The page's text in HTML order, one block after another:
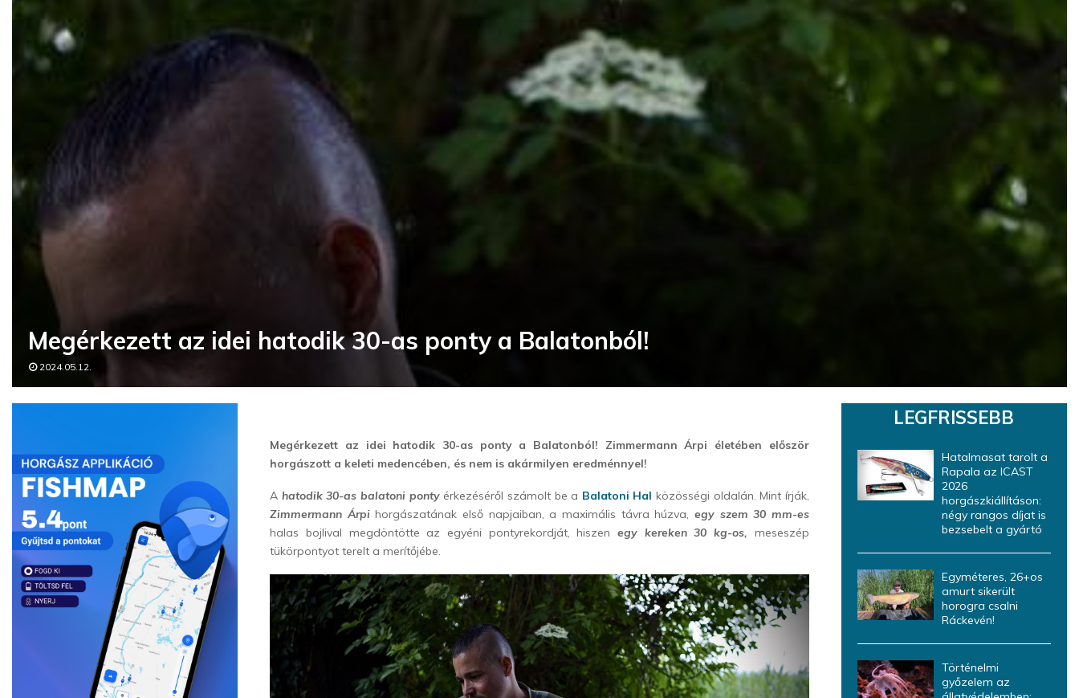
Megérkezett az idei hatodik 30-as ponty a Balatonból!
2024.05.12.
Megérkezett az idei hatodik 30-as ponty a Balatonból! Zimmermann Árpi életében először
horgászott a keleti medencében, és nem is akármilyen eredménnyel!
A hatodik 30-as balatoni ponty érkezéséről számolt be a Balatoni Hal közösségi oldalán. Mint írják,
Zimmermann Árpi horgászatának első napjaiban, a maximális távra húzva, egy szem 30 mm-es
halas bojlival megdöntötte az egyéni pontyrekordját, hiszenegy kereken 30 kg-os, meseszép
tükörpontyot terelt a merítőjébe.
LEGFRISSEBB
Hatalmasat tarolt a
Rapala az ICAST
2026
horgászkiállításon:
négy rangos díjat is
bezsebelt a gyártó
Egyméteres, 26+os
amurt sikerült
horogra csalni
Ráckevén!
Történelmi
győzelem az